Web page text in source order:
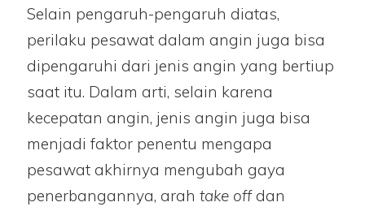
Selain pengaruh-pengaruh diatas,
perilaku pesawat dalam angin juga bisa
dipengaruhi dari jenis angin yang bertiup
saat itu. Dalam arti, selain karena
kecepatan angin, jenis angin juga bisa
menjadi faktor penentu mengapa
pesawat akhirnya mengubah gaya
penerbangannya, arah take offdan